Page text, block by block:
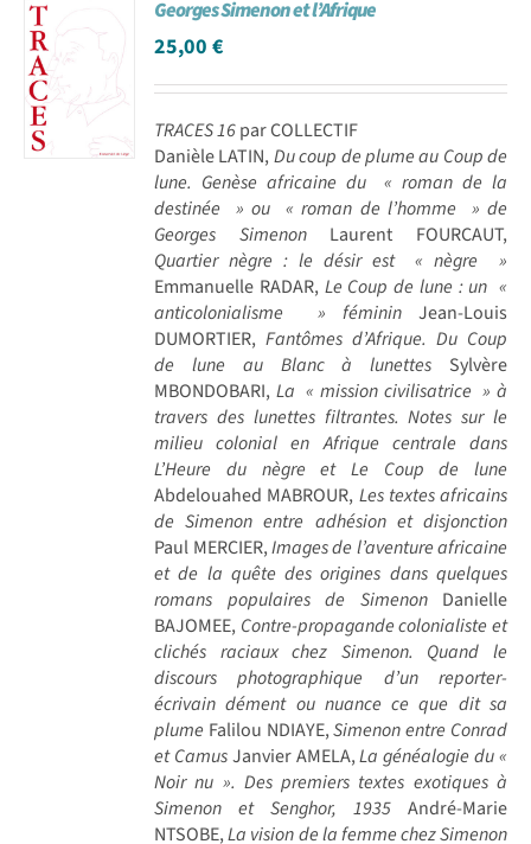
Georges Simenon et l’Afrique
25,00€
TRACES 16par COLLECTIF
Danièle LATIN,Du coup de plume au Coup de
lune. Genèse africaine du « roman de la
destinée » ou « roman de l’homme » de
Georges SimenonLaurent FOURCAUT,
Quartier nègre : le désir est « nègre »
Emmanuelle RADAR, Le Coup de lune : un «
anticolonialisme » fémininJean-Louis
DUMORTIER, Fantômes d’Afrique. Du Coup
de lune au Blanc à lunettes Sylvère
MBONDOBARI, La « mission civilisatrice » à
travers des lunettes filtrantes. Notes sur le
milieu colonial en Afrique centrale dans
L’Heure du nègre et Le Coup de lune
Abdelouahed MABROUR, Les textes africains
de Simenon entre adhésion et disjonction
Paul MERCIER,Images de l’aventure africaine
et de la quête des origines dans quelques
romans populaires de SimenonDanielle
BAJOMEE, Contre-propagande colonialiste et
clichés raciaux chez Simenon. Quand le
discours photographique d’un reporter-
écrivain dément ou nuance ce que dit sa
plume Falilou NDIAYE,Simenon entre Conrad
et CamusJanvier AMELA,La généalogie du «
Noir nu ». Des premiers textes exotiques à
Simenon et Senghor, 1935 André-Marie
NTSOBE,La vision de la femme chez Simenon